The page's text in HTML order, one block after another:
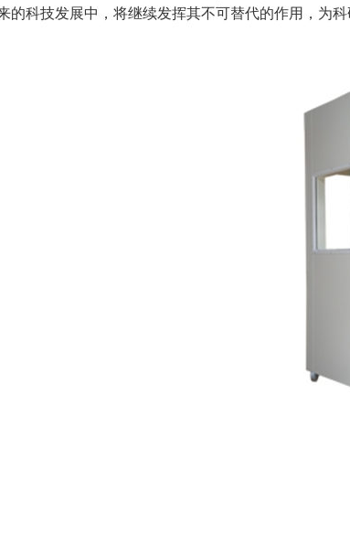
的科技发展中，将继续发挥其不可替代的作用，为科